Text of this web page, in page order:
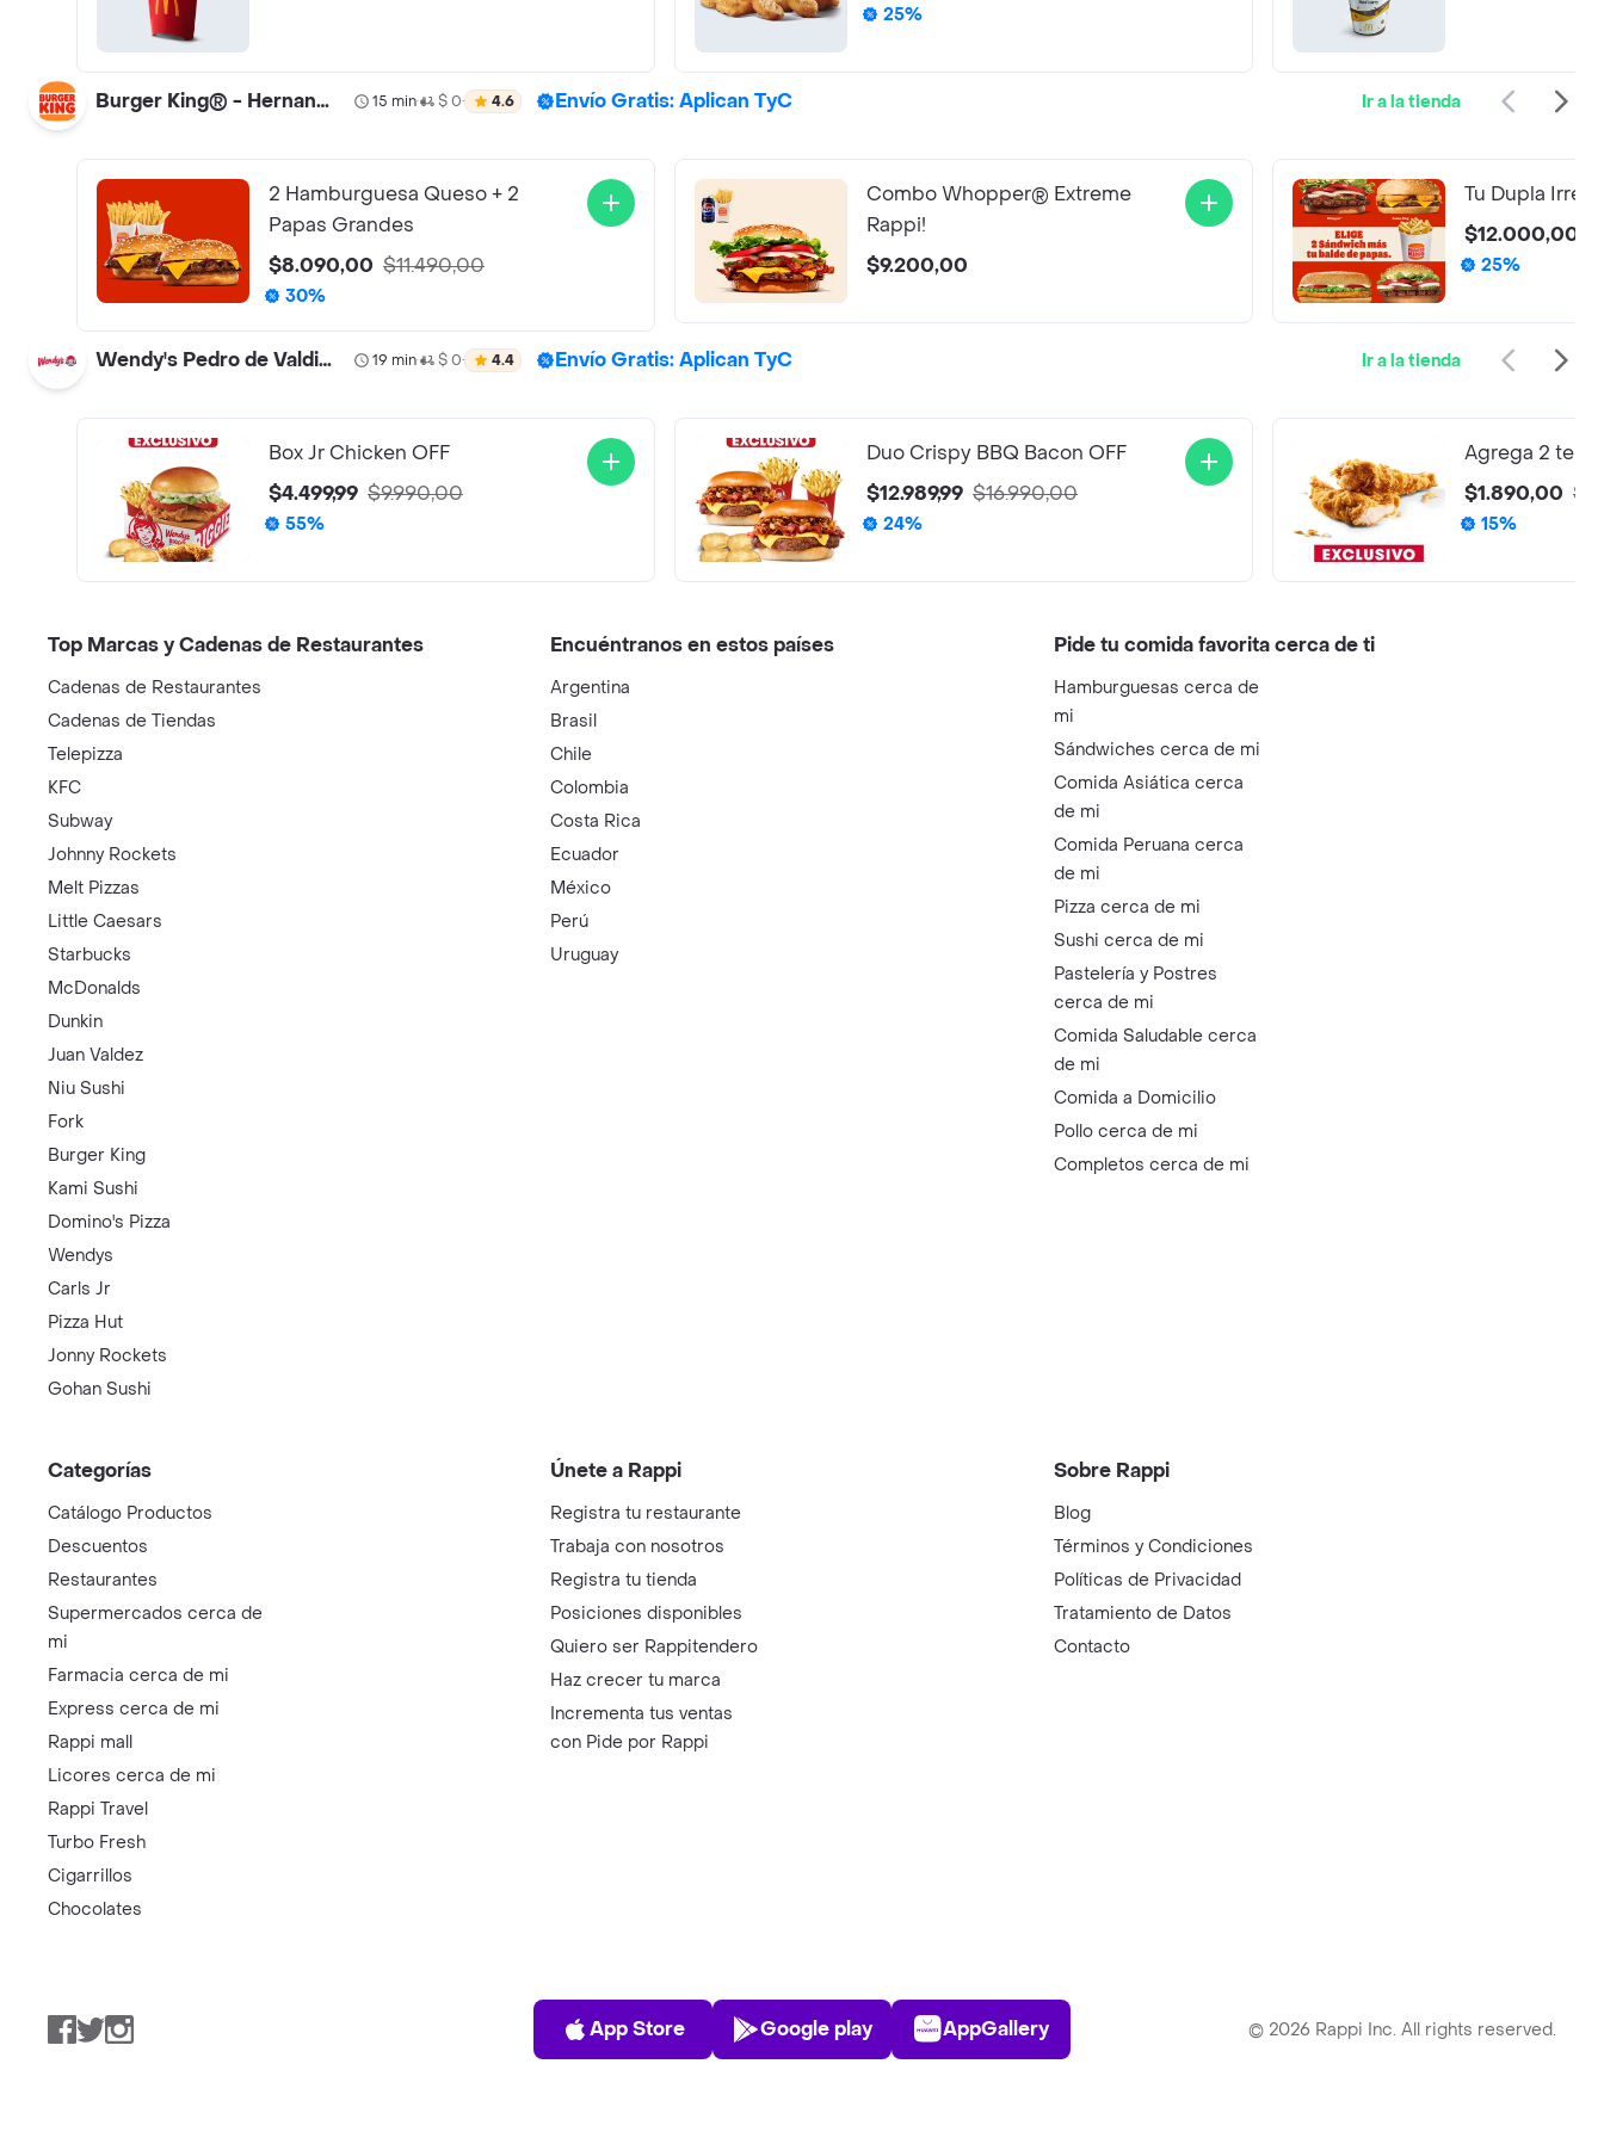
25%
Burger King® - Hernando de Aguirre Turbo 15 min• $ 0• 4.6 Envío Gratis: Aplican TyC Ir a la tienda
2 Hamburguesa Queso + 2
Papas Grandes
$8.090,00 $11.490,00
30%
Combo Whopper® Extreme
Rappi!
$9.200,00
Tu Dupla
$12.000,00
25%
Wendy's Pedro de Valdivia 19 min• $ 0• 4.4 Envío Gratis: Aplican TyC Ir a la tienda
Box Jr Chicken OFF
$4.499,99 $9.990,00
55%
Duo Crispy BBQ Bacon OFF
$12.989,99 $16.990,00
24%
Agrega 2
$1.890,00
15%
Top Marcas y Cadenas de Restaurantes
Cadenas de Restaurantes
Cadenas de Tiendas
Telepizza
KFC
Subway
Johnny Rockets
Melt Pizzas
Little Caesars
Starbucks
McDonalds
Dunkin
Juan Valdez
Niu Sushi
Fork
Burger King
Kami Sushi
Domino's Pizza
Wendys
Carls Jr
Pizza Hut
Jonny Rockets
Gohan Sushi
Encuéntranos en estos países
Argentina
Brasil
Chile
Colombia
Costa Rica
Ecuador
México
Perú
Uruguay
Pide tu comida favorita cerca de ti
Hamburguesas cerca de
mi
Sándwiches cerca de mi
Comida Asiática cerca
de mi
Comida Peruana cerca
de mi
Pizza cerca de mi
Sushi cerca de mi
Pastelería y Postres
cerca de mi
Comida Saludable cerca
de mi
Comida a Domicilio
Pollo cerca de mi
Completos cerca de mi
Categorías
Catálogo Productos
Descuentos
Restaurantes
Supermercados cerca de
mi
Farmacia cerca de mi
Express cerca de mi
Rappi mall
Licores cerca de mi
Rappi Travel
Turbo Fresh
Cigarrillos
Chocolates
Únete a Rappi
Registra tu restaurante
Trabaja con nosotros
Registra tu tienda
Posiciones disponibles
Quiero ser Rappitendero
Haz crecer tu marca
Incrementa tus ventas
con Pide por Rappi
Sobre Rappi
Blog
Términos y Condiciones
Políticas de Privacidad
Tratamiento de Datos
Contacto
Facebook
TwitterInstagram
App Store
App Store
Play Store
Google play
AppGallery
AppGallery © 2026 Rappi Inc. All rights reserved.